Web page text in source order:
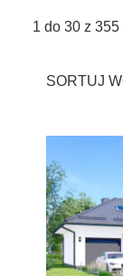
1 do 30 z
SORTUJ